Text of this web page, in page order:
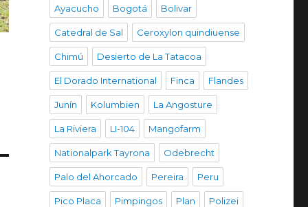
Ayacucho Bogotá Bolivar
Catedral de Sal Ceroxylon quindiuense
Chimú Desierto de La Tatacoa
El Dorado International Finca Flandes
Junín Kolumbien La Angosture
La Riviera LI-104 Mangofarm
Nationalpark Tayrona Odebrecht
Palo del Ahorcado Pereira Peru
Pico Placa Pimpingos Plan Polizei